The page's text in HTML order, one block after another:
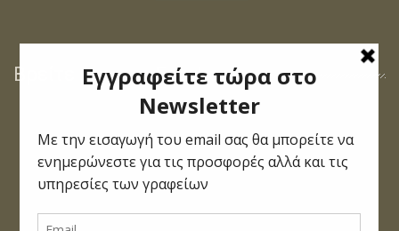
Βρείτε μας στο Facebook